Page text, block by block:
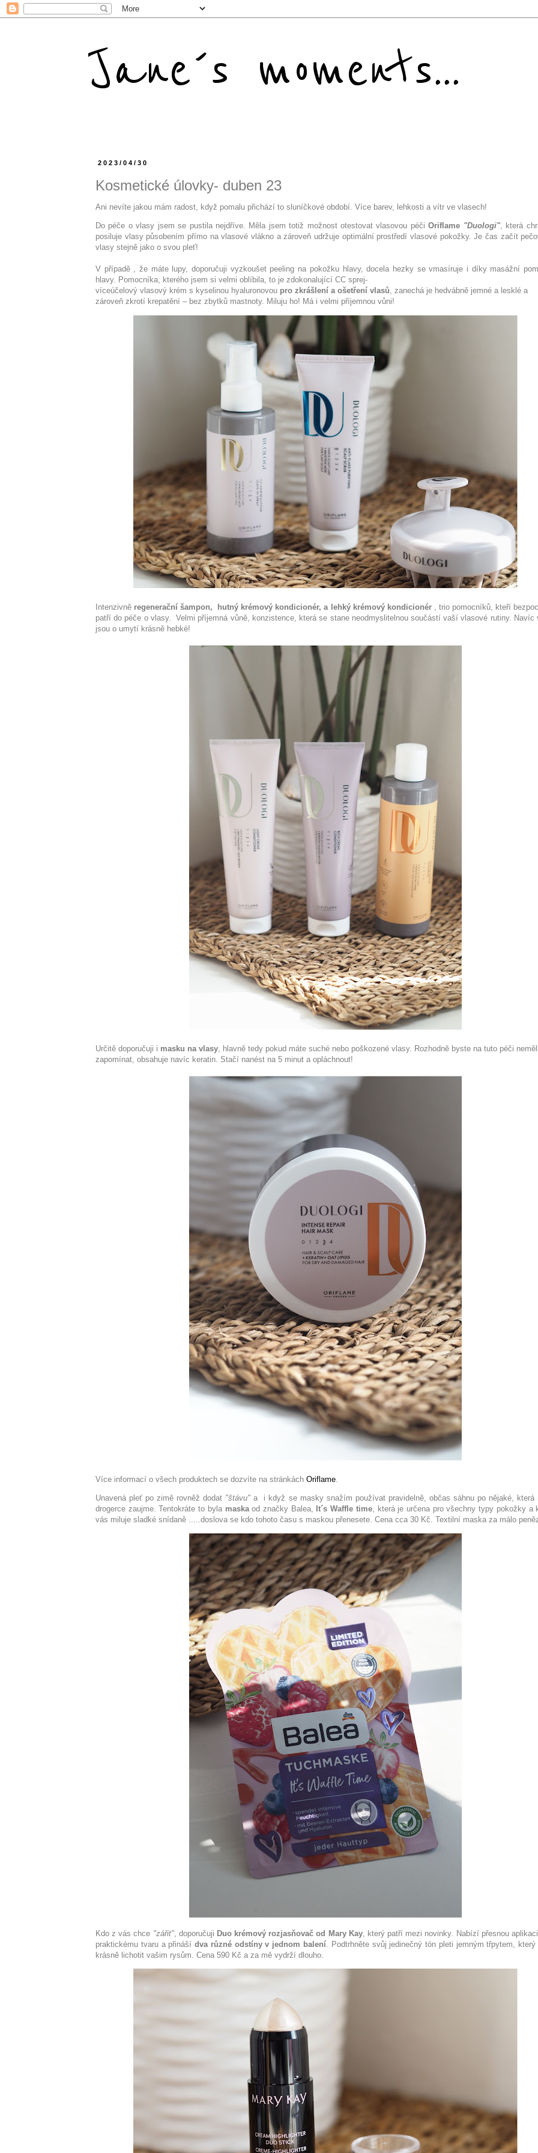
Jane´s moments...
2023/04/30
Kosmetické úlovky- duben 23
Ani nevíte jakou mám radost, když pomalu přichází to sluníčkové období. Více barev, lehkosti a vítr ve vlasech!
Do péče o vlasy jsem se pustila nejdříve. Měla jsem totiž možnost otestovat vlasovou péčiOriflame "Duologi", která
posiluje vlasy působením přímo na vlasové vlákno a zároveň udržuje optimální prostředí vlasové pokožky. Je čas začít
vlasy stejně jako o svou pleť!
V případě , že máte lupy, doporučuji vyzkoušet peeling na pokožku hlavy, docela hezky se vmasíruje i díky masážní
hlavy. Pomocníka, kterého jsem si velmi oblíbila, to je zdokonalující CC sprej-
víceúčelový vlasový krém s kyselinou hyaluronovou pro zkrášlení a ošetření vlasů, zanechá je hedvábně jemné a lesklé a
zároveň zkrotí krepatění – bez zbytků mastnoty. Miluju ho! Má i velmi příjemnou vůni!
Intenzivně regenerační šampon, hutný krémový kondicionér, a lehký krémový kondicionér, trio pomocníků, kteří
patří do péče o vlasy. Velmi příjemná vůně, konzistence, která se stane neodmyslitelnou součástí vaší vlasové rutiny. Navíc
jsou o umytí krásně hebké!
Určitě doporučuji i masku na vlasy , hlavně tedy pokud máte suché nebo poškozené vlasy. Rozhodně byste na tuto péči
zapomínat, obsahuje navíc keratin. Stačí nanést na 5 minut a opláchnout!
Více informací o všech produktech se dozvíte na stránkách Oriflame
Unavená pleť po zimě rovněž dodat "štávu" a i když se masky snažím používat pravidelně, občas sáhnu po nějaké, která
drogerce zaujme. Tentokráte to byla maskaod značky Balea, It´s Waffle time, která je určena pro všechny typy pokožky a
vás miluje sladké snídaně .....doslova se kdo tohoto času s maskou přenesete. Cena cca 30 Kč. Textilní maska za málo
Kdo z vás chce "zářit", doporučuji Duo krémový rozjasňovač od Mary Kay, který patří mezi novinky. Nabízí přesnou
praktickému tvaru a přinášídva různé odstíny v jednom balení. Podtrhněte svůj jedinečný tón pleti jemným třpytem, který
krásně lichotit vašim rysům. Cena 590 Kč a za mě vydrží dlouho.